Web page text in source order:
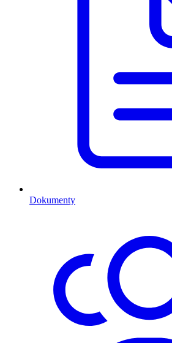
Dokumenty